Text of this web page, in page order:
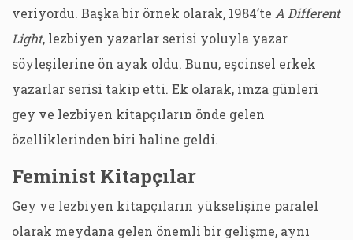
veriyordu. Başka bir örnek olarak, 1984’te A Different
Light, lezbiyen yazarlar serisi yoluyla yazar
söyleşilerine ön ayak oldu. Bunu, eşcinsel erkek
yazarlar serisi takip etti. Ek olarak, imza günleri
gey ve lezbiyen kitapçıların önde gelen
özelliklerinden biri haline geldi.
Feminist Kitapçılar
Gey ve lezbiyen kitapçıların yükselişine paralel
olarak meydana gelen önemli bir gelişme, aynı